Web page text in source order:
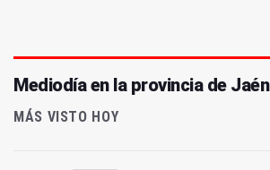
Mediodía en la provincia de Jaén
MÁS VISTO HOY